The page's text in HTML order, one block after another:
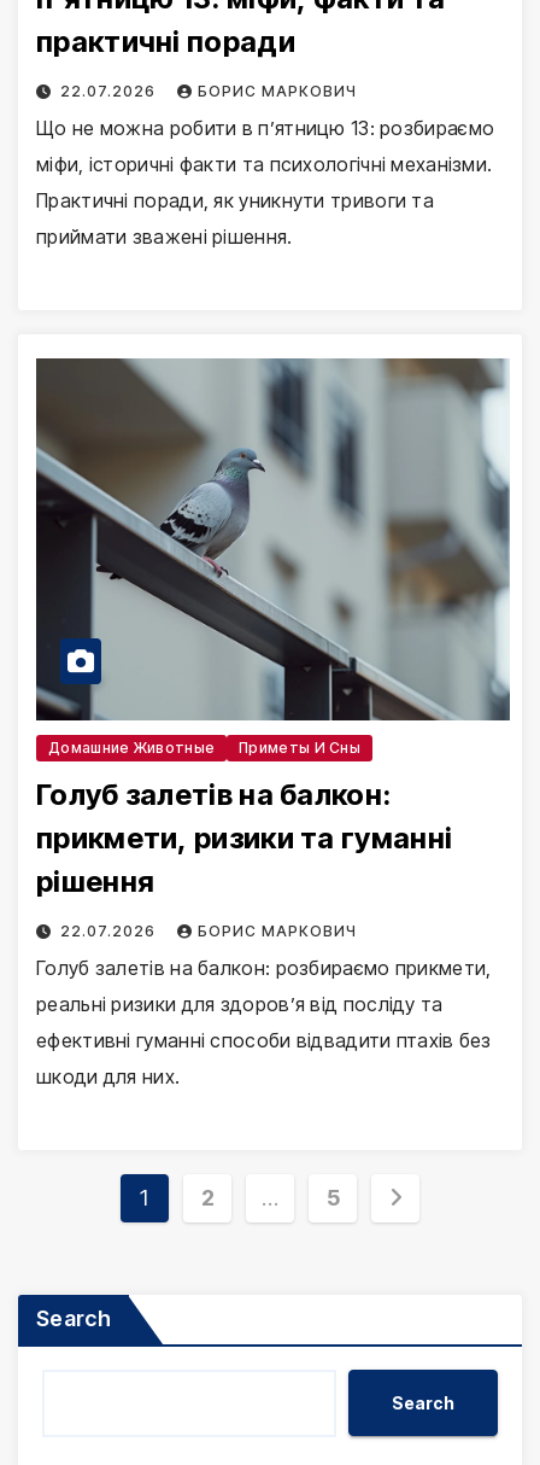
практичні поради
22.07.2026 БОРИС МАРКОВИЧ
Що не можна робити в п’ятницю 13: розбираємо
міфи, історичні факти та психологічні механізми.
Практичні поради, як уникнути тривоги та
приймати зважені рішення.
Домашние Животные Приметы И Сны
Голуб залетів на балкон:
прикмети, ризики та гуманні
рішення
22.07.2026 БОРИС МАРКОВИЧ
Голуб залетів на балкон: розбираємо прикмети,
реальні ризики для здоров’я від посліду та
ефективні гуманні способи відвадити птахів без
шкоди для них.
Posts
1 2 … 5
Search
Search